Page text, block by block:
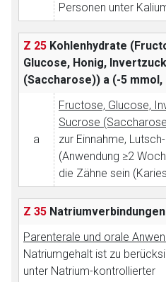
Personen unter
Z 25 Kohlenhydrate
Glucose, Honig,
(Saccharose)) a (-5
a
Fructose, Glucose,
Sucrose
zur Einnahme,
(Anwendung ≥2
die Zähne sein
Z 35 Natriumverbindungen
Parenterale und orale
Natriumgehalt ist zu
unter Natrium-kontrollierter